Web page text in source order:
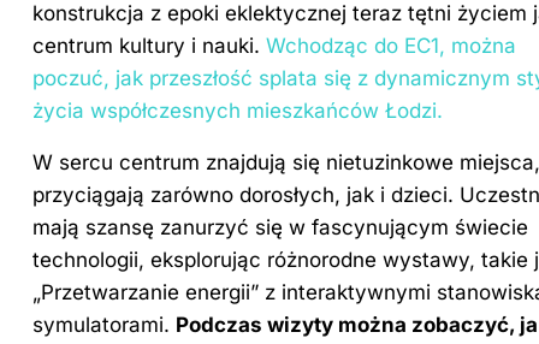
konstrukcja z epoki eklektycznej teraz tętni życiem
centrum kultury i nauki. Wchodząc do EC1, można
poczuć, jak przeszłość splata się z dynamicznym
życia współczesnych mieszkańców Łodzi.
W sercu centrum znajdują się nietuzinkowe
przyciągają zarówno dorosłych, jak i dzieci.
mają szansę zanurzyć się w fascynującym świecie
technologii, eksplorując różnorodne wystawy, takie
„Przetwarzanie energii” z interaktywnymi
symulatorami. Podczas wizyty można zobaczyć,